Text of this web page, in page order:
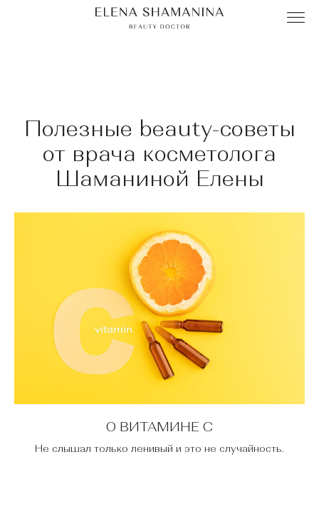
Полезные beauty-советы
от врача косметолога
Шаманиной Елены
О ВИТАМИНЕ С
Не слышал только ленивый и это не случайность.